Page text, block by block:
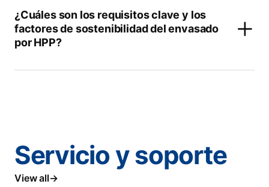
¿Cuáles son los requisitos clave y los
factores de sostenibilidad del envasado
por HPP?
Servicio y soporte
View all